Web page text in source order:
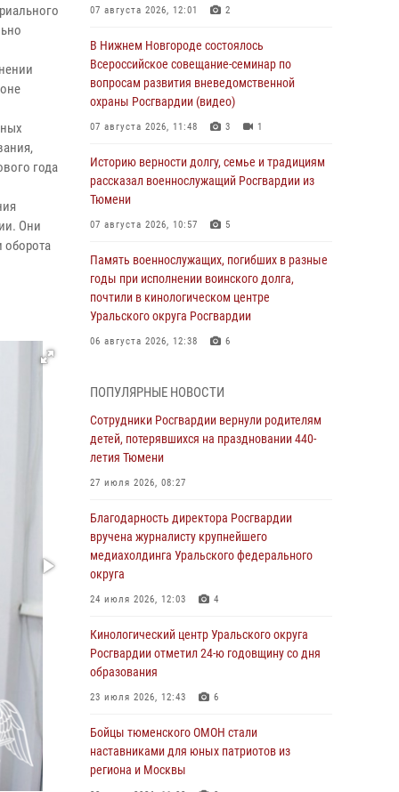
года
Они
оборота
07 августа 2026, 12:01 2
В Нижнем Новгороде состоялось
Всероссийское совещание-семинар по
вопросам развития вневедомственной
охраны Росгвардии (видео)
07 августа 2026, 11:48 3 1
Историю верности долгу, семье и традициям
рассказал военнослужащий Росгвардии из
Тюмени
07 августа 2026, 10:57 5
Память военнослужащих, погибших в разные
годы при исполнении воинского долга,
почтили в кинологическом центре
Уральского округа Росгвардии
06 августа 2026, 12:38 6
знакомят детей со своей службой и
напоминают о мерах безопасности
06 августа 2026, 12:33 2
области» в рамках акции «Храним огонь
06 августа 2026, 04:41 3
Росгвардейцы в Тюменской области почтили
Яковлева
05 августа 2026, 11:03 4
В Тюмени офицер Росгвардии в радиоэфире
владения оружием
05 августа 2026, 09:56 2
Военнослужащие Росгвардии сбили дрон-
ПОПУЛЯРНЫЕ НОВОСТИ
Сотрудники Росгвардии вернули родителям
детей, потерявшихся на праздновании 440-
летия Тюмени
27 июля 2026, 08:27
Благодарность директора Росгвардии
вручена журналисту крупнейшего
медиахолдинга Уральского федерального
округа
24 июля 2026, 12:03 4
Кинологический центр Уральского округа
Росгвардии отметил 24-ю годовщину со дня
образования
23 июля 2026, 12:43 6
Бойцы тюменского ОМОН стали
наставниками для юных патриотов из
региона и Москвы